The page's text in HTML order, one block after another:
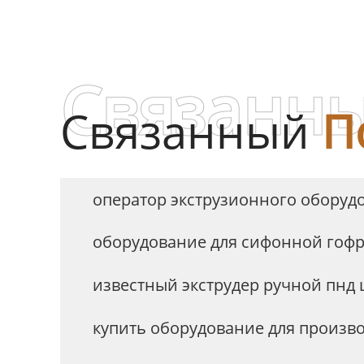
Связанный
оператор экструзионного
оборудование для сифонной
известный экструдер ручной пнд
купить оборудование для